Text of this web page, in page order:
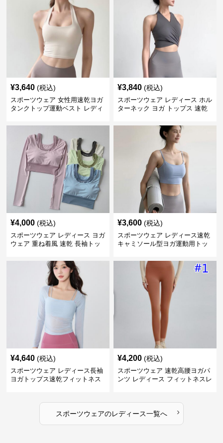
¥3,640 (税込)
スポーツウェア 女性用速乾ヨガ
タンクトップ運動ベスト レディ
¥3,840 (税込)
スポーツウェア レディース ホル
ターネック ヨガ トップス 速乾
¥4,000 (税込)
スポーツウェア レディース ヨガ
ウェア 重ね着風 速乾 長袖トッ
¥3,600 (税込)
スポーツウェア レディース速乾
キャミソール型ヨガ運動用トッ
¥4,640 (税込)
スポーツウェア レディース長袖
ヨガトップス速乾フィットネス
¥4,200 (税込)
スポーツウェア 速乾高腰ヨガパ
ンツ レディース フィットネスレ
スポーツウェアのレディース一覧へ ›